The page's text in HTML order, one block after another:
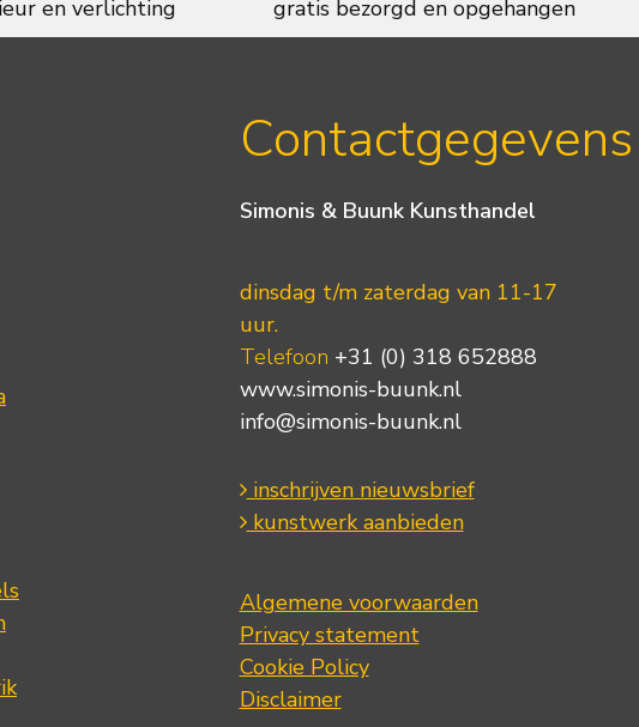
en verlichting gratis bezorgd en opgehangen
Contactgegevens
Simonis & Buunk Kunsthandel
dinsdag t/m zaterdag van 11-17
uur.
Telefoon +31 (0) 318 652888
www.simonis-buunk.nl
info@simonis-buunk.nl
inschrijven nieuwsbrief
kunstwerk aanbieden
Algemene voorwaarden
Privacy statement
Cookie Policy
Disclaimer